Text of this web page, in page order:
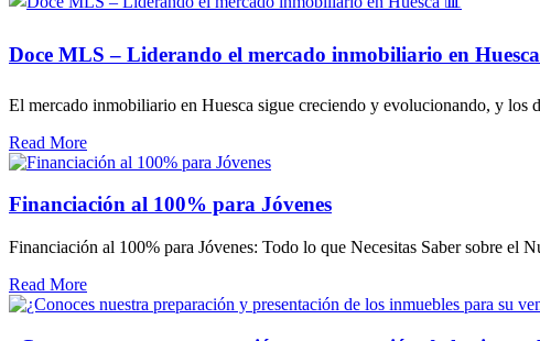
Doce MLS – Liderando el mercado inmobiliario en
El mercado inmobiliario en Huesca sigue creciendo y evolucionando, y los
Read More
Financiación al 100% para Jóvenes
Financiación al 100% para Jóvenes: Todo lo que Necesitas Saber sobre
Read More